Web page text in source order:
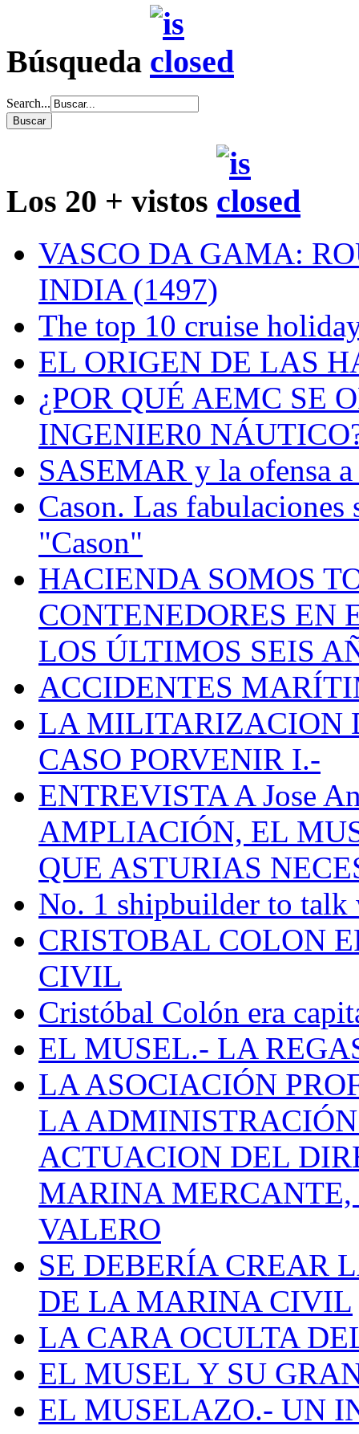
Búsqueda
Search...
Los 20 + vistos
VASCO DA GAMA:
INDIA (1497)
The top 10 cruise
EL ORIGEN DE LAS
¿POR QUÉ AEMC SE
INGENIER0
SASEMAR y la ofensa a
Cason. Las fabulaciones
"Cason"
HACIENDA SOMOS
CONTENEDORES EN
LOS ÚLTIMOS SEIS
ACCIDENTES
LA MILITARIZACION
CASO PORVENIR I.-
ENTREVISTA A Jose
AMPLIACIÓN, EL
QUE ASTURIAS
No. 1 shipbuilder to talk
CRISTOBAL COLON
CIVIL
Cristóbal Colón era
EL MUSEL.- LA
LA ASOCIACIÓN
LA
ACTUACION DEL
MARINA
VALERO
SE DEBERÍA CREAR
DE LA MARINA CIVIL
LA CARA OCULTA
EL MUSEL Y SU
EL MUSELAZO.- UN